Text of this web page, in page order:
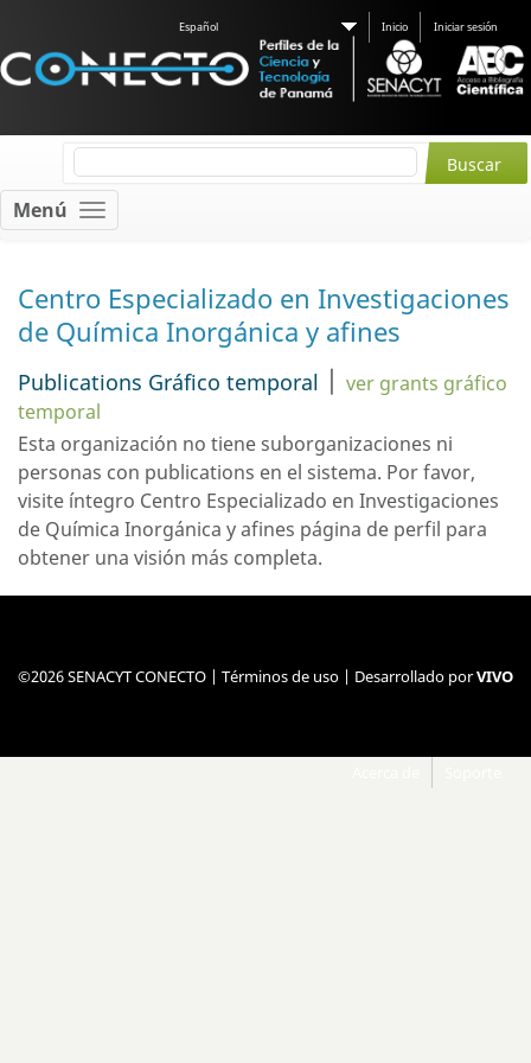
Español Inicio Iniciar sesión
Menú
Centro Especializado en Investigaciones
de Química Inorgánica y afines
Publications Gráfico temporal | ver grants gráfico
temporal
Esta organización no tiene suborganizaciones ni
personas con publications en el sistema. Por favor,
visite íntegro Centro Especializado en Investigaciones
de Química Inorgánica y afines página de perfil para
obtener una visión más completa.
©2026 SENACYT CONECTO | Términos de uso | Desarrollado porVIVO